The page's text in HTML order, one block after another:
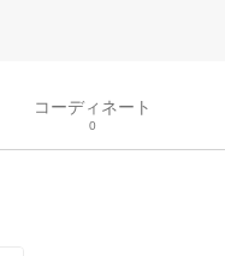
コーディネート
0